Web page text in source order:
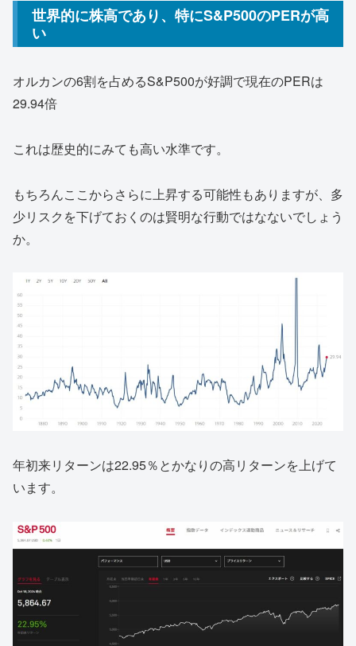
世界的に株高であり、特にS&P500のPERが高
い
オルカンの6割を占めるS&P500が好調で現在のPERは
29.94倍
これは歴史的にみても高い水準です。
もちろんここからさらに上昇する可能性もありますが、多
少リスクを下げておくのは賢明な行動ではなないでしょう
か。
年初来リターンは22.95％とかなりの高リターンを上げて
います。